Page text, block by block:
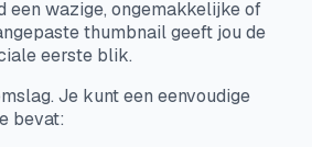
een wazige, ongemakkelijke of
thumbnail geeft jou de
eerste blik.
Je kunt een eenvoudige
bevat: